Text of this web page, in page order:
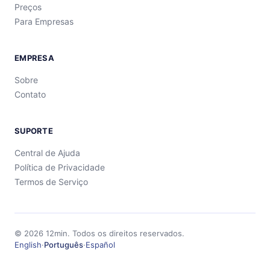
Preços
Para Empresas
EMPRESA
Sobre
Contato
SUPORTE
Central de Ajuda
Política de Privacidade
Termos de Serviço
© 2026 12min. Todos os direitos reservados.
English·Português·Español